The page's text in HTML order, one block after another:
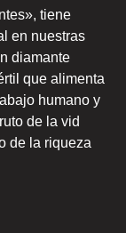
tiene
en nuestras
diamante
que alimenta
humano y
de la vid
de la riqueza